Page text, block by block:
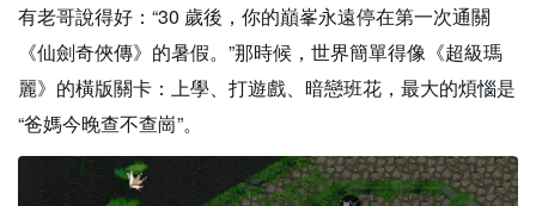
有老哥說得好：“30 歲後，你的巔峯永遠停在第一次通關
《仙劍奇俠傳》的暑假。”那時候，世界簡單得像《超級瑪
麗》的橫版關卡：上學、打遊戲、暗戀班花，最大的煩惱是
“爸媽今晚查不查崗”。